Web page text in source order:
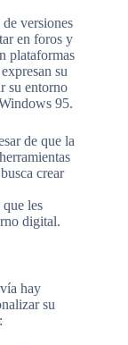
versiones
en foros y
plataformas
su
su entorno
95.
de que la
crear
les
digital.
hay
su